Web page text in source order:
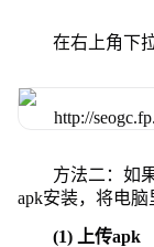
在右上角下
方法二：如
apk安装，将电脑
(1) 上传apk